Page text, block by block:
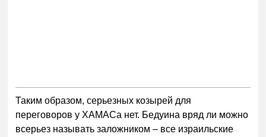
Таким образом, серьезных козырей для
переговоров у ХАМАСа нет. Бедуина вряд ли можно
всерьез называть заложником – все израильские